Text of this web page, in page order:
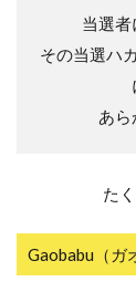
当選者
その当選ハ
あら
た
Gaobabu（ガ